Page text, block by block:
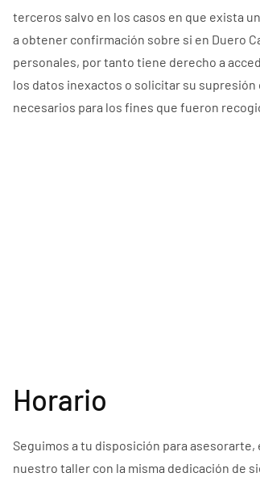
terceros salvo en los casos en que exista
a obtener confirmación sobre si en Duero
personales, por tanto tiene derecho a
los datos inexactos o solicitar su supresión
necesarios para los fines que fueron
Horario
Seguimos a tu disposición para
nuestro taller con la misma dedicación de